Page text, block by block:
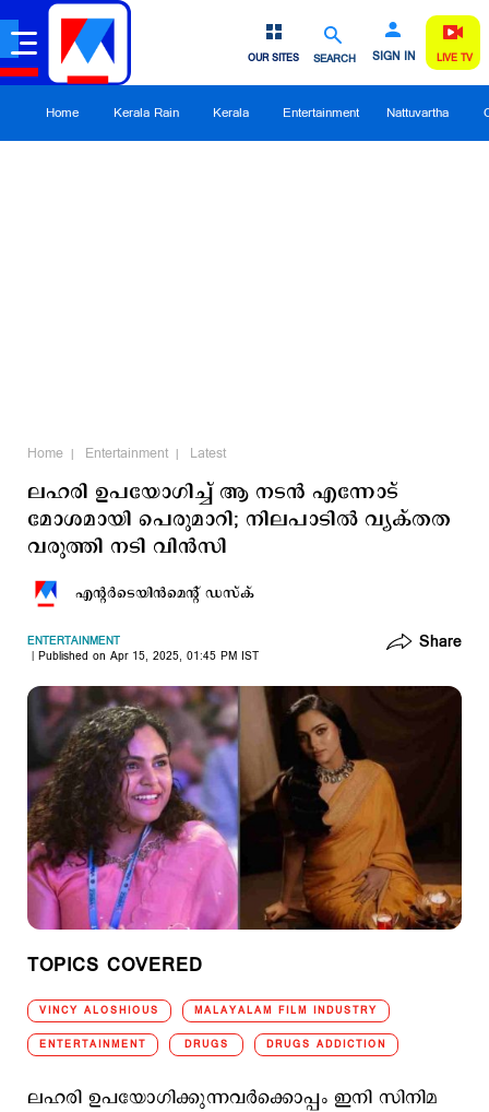
SEARCH SIGN IN
OUR SITES LIVE TV
Home Kerala Rain Kerala Entertainment Nattuvartha
Home Entertainment Latest
ലഹരി ഉപയോഗിച്ച് ആ നടന്‍ എന്നോട്
മോശമായി പെരുമാറി; നിലപാടില്‍ വ്യക്തത
വരുത്തി നടി വിന്‍സി
എന്‍റര്‍ടെയിന്‍മെന്‍റ് ഡസ്ക്
ENTERTAINMENT
Published on Apr 15, 2025, 01:45 PM IST
Share
TOPICS COVERED
VINCY ALOSHIOUS MALAYALAM FILM INDUSTRY
ENTERTAINMENT DRUGS DRUGS ADDICTION
ലഹരി ഉപയോഗിക്കുന്നവര്‍ക്കൊപ്പം ഇനി സിനിമ